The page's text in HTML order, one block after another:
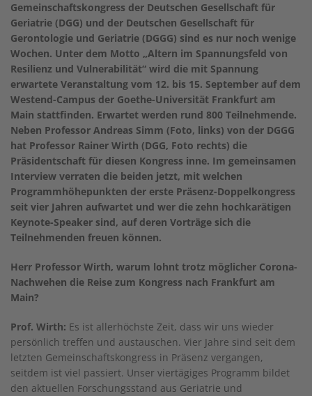
Gemeinschaftskongress der Deutschen Gesellschaft für
Geriatrie (DGG) und der Deutschen Gesellschaft für
Gerontologie und Geriatrie (DGGG) sind es nur noch wenige
Wochen. Unter dem Motto „Altern im Spannungsfeld von
Resilienz und Vulnerabilität“ wird die mit Spannung
erwartete Veranstaltung vom 12. bis 15. September auf dem
Westend-Campus der Goethe-Universität Frankfurt am
Main stattfinden. Erwartet werden rund 800 Teilnehmende.
Neben Professor Andreas Simm (Foto, links) von der DGGG
hat Professor Rainer Wirth (DGG, Foto rechts) die
Präsidentschaft für diesen Kongress inne. Im gemeinsamen
Interview verraten die beiden jetzt, mit welchen
Programmhöhepunkten der erste Präsenz-Doppelkongress
seit vier Jahren aufwartet und wer die zehn hochkarätigen
Keynote-Speaker sind, auf deren Vorträge sich die
Teilnehmenden freuen können.
Herr Professor Wirth, warum lohnt trotz möglicher Corona-
Nachwehen die Reise zum Kongress nach Frankfurt am
Main?
Prof. Wirth: Es ist allerhöchste Zeit, dass wir uns wieder
persönlich treffen und austauschen. Vier Jahre sind seit dem
letzten Gemeinschaftskongress in Präsenz vergangen,
seitdem ist viel passiert. Unser viertägiges Programm bildet
den aktuellen Forschungsstand aus Geriatrie und